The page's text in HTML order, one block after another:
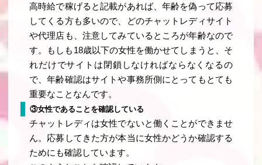
高時給で稼げると記載があれば、年齢を偽って応募
してくる方も多いので、どのチャットレディサイト
や代理店も、注意してみているところが年齢なので
す。もしも18歳以下の女性を働かせてしまうと、そ
れだけでサイトは閉鎖しなければならなくなるの
で、年齢確認はサイトや事務所側にとってもとても
重要なことなんです。
③女性であることを確認している
チャットレディは女性でないと働くことができませ
ん。応募してきた方が本当に女性かどうか確認する
ためにも確認しています。